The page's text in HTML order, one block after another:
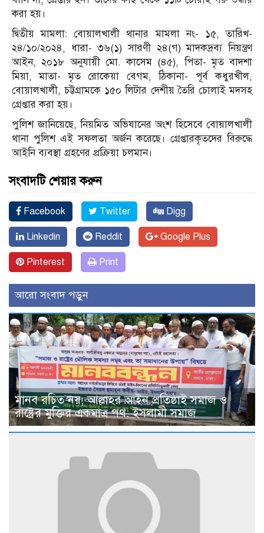
করা হয়।
দ্বিতীয় মামলা: বোয়ালখালী থানার মামলা নং- ১৫, তারিখ-
২৪/১০/২০২৪, ধারা- ৩৬(১) সারণী ২৪(গ) মাদকদ্রব্য নিয়ন্ত্রণ
আইন, ২০১৮ অনুযায়ী মো. কাসেম (৪৫), পিতা- মৃত বাদশা
মিয়া, মাতা- মৃত রোকেয়া বেগম, ঠিকানা- পূর্ব কধুরখীল,
বোয়ালখালী, চট্টগ্রামকে ১৫০ লিটার দেশীয় তৈরি চোলাই মদসহ
গ্রেপ্তার করা হয়।
পুলিশ জানিয়েছে, নিয়মিত অভিযানের অংশ হিসেবে বোয়ালখালী
থানা পুলিশ এই সফলতা অর্জন করেছে। গ্রেপ্তারকৃতদের বিরুদ্ধে
আইনি ব্যবস্থা গ্রহণের প্রক্রিয়া চলমান।
সংবাদটি শেয়ার করুন
Facebook Twitter Digg
Linkedin Reddit Google Plus
Pinterest Print
আরো সংবাদ পড়ুন
মানব রচিত নয়, আল্লাহর আইন প্রতিষ্ঠাই সমাজ ও
রাষ্ট্রের মুক্তির একমাত্র পথ: ইসলামী সমাজ